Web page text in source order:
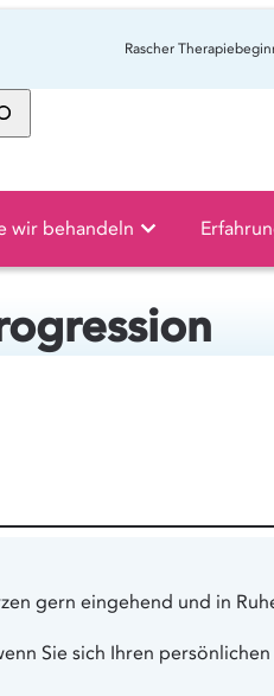
Rascher
wir behandeln
gern eingehend und in
Sie sich Ihren